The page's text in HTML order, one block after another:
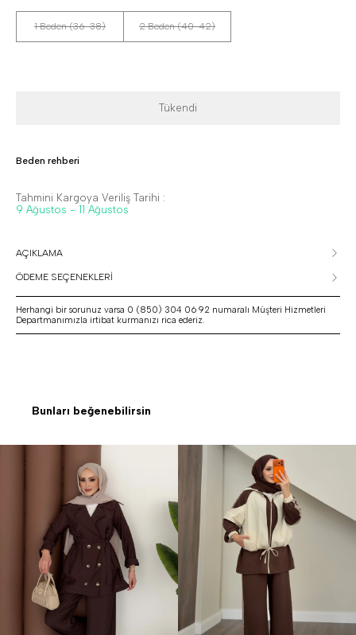
1 Beden (36-38) 2 Beden (40-42)
Tükendi
Beden rehberi
Tahmini Kargoya Veriliş Tarihi :
9 Ağustos - 11 Ağustos
AÇIKLAMA
ÖDEME SEÇENEKLERİ
Herhangi bir sorunuz varsa 0 (850) 304 06 92 numaralı Müşteri Hizmetleri
Departmanımızla irtibat kurmanızı rica ederiz.
Bunları beğenebilirsin